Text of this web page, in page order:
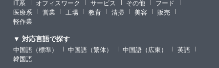
IT系 オフィスワーク サービス その他
フード
医療系
営業 工場 教育 清掃 美容
販売
軽作業
▼ 対応言語で探す
中国語（標準） 中国語（繁体） 中国語（広東）
英語
韓国語